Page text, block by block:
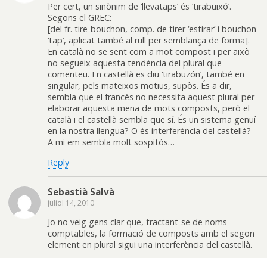
Per cert, un sinònim de ‘llevataps’ és ‘tirabuixó’.
Segons el GREC:
[del fr. tire-bouchon, comp. de tirer ‘estirar’ i bouchon
‘tap’, aplicat també al rull per semblança de forma].
En català no se sent com a mot compost i per això
no segueix aquesta tendència del plural que
comenteu. En castellà es diu ‘tirabuzón’, també en
singular, pels mateixos motius, supòs. És a dir,
sembla que el francès no necessita aquest plural per
elaborar aquesta mena de mots composts, però el
català i el castellà sembla que sí. És un sistema genuí
en la nostra llengua? O és interferència del castellà?
A mi em sembla molt sospitós…
Reply
Sebastià Salvà
juliol 14, 2010
Jo no veig gens clar que, tractant-se de noms
comptables, la formació de composts amb el segon
element en plural sigui una interferència del castellà.